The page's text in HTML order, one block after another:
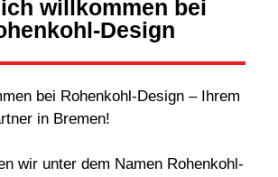
willkommen bei
Design
bei Rohenkohl-Design – Ihrem
in Bremen!
wir unter dem Namen Rohenkohl-